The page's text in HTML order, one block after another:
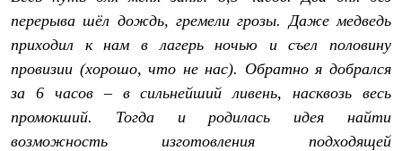
перерыва шёл дождь, гремели грозы. Даже медведь
приходил к нам в лагерь ночью и съел половину
провизии (хорошо, что не нас). Обратно я добрался
за 6 часов – в сильнейший ливень, насквозь весь
промокший. Тогда и родилась идея найти
возможность изготовления подходящей